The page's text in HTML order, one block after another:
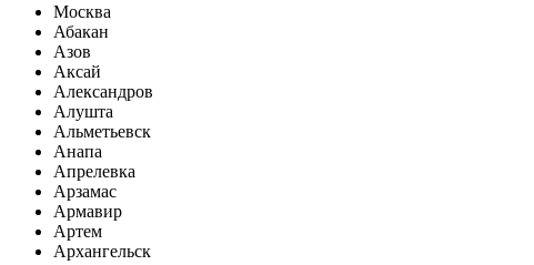
Москва
Абакан
Азов
Аксай
Александров
Алушта
Альметьевск
Анапа
Апрелевка
Арзамас
Армавир
Артем
Архангельск